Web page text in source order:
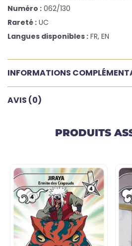
Numéro : 062/130
Rareté : UC
Langues disponibles : FR, EN
INFORMATIONS
AVIS (0)
PRODUITS